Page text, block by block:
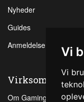
Vi
Vi
Nyheder
Guides
Anmeldelser
Virksomheden
Om Gaming.dk